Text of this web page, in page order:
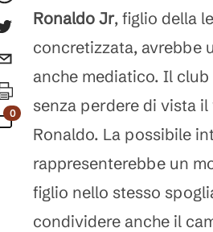
0
Commenti
Ronaldo Jr, figlio della
concretizzata, avrebbe
anche mediatico. Il
senza perdere di vista
Ronaldo. La possibile
rappresenterebbe un
figlio nello stesso
condividere anche il